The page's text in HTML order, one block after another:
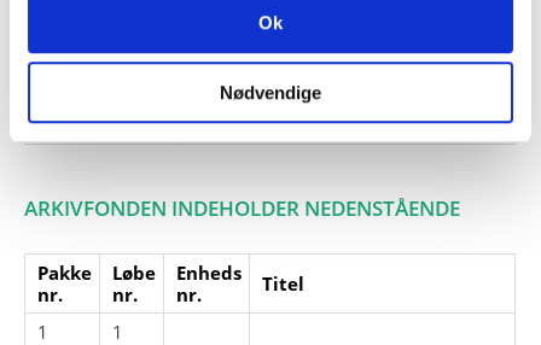
Ok
Nødvendige
Personer:
ARKIVFONDEN INDEHOLDER NEDENSTÅENDE
Pakke
nr.
Løbe
nr.
Enheds
nr.
Titel
1
1